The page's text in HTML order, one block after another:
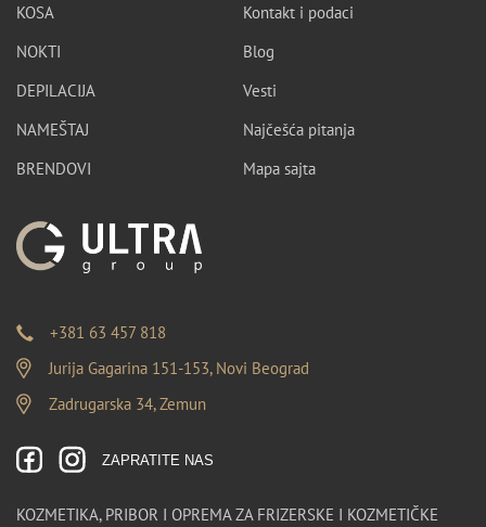
KOSA
NOKTI
DEPILACIJA
NAMEŠTAJ
BRENDOVI
Kontakt i podaci
Blog
Vesti
Najčešća pitanja
Mapa sajta
+381 63 457 818
Jurija Gagarina 151-153, Novi Beograd
Zadrugarska 34, Zemun
ZAPRATITE NAS
KOZMETIKA, PRIBOR I OPREMA ZA FRIZERSKE I KOZMETIČKE